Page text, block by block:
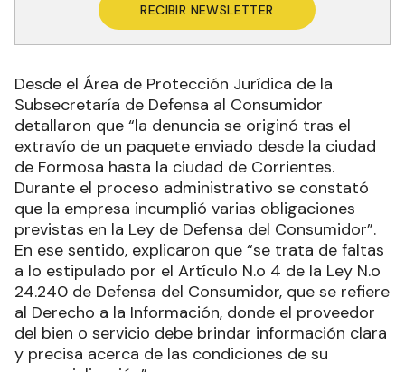
RECIBIR NEWSLETTER
Desde el Área de Protección Jurídica de la
Subsecretaría de Defensa al Consumidor
detallaron que “la denuncia se originó tras el
extravío de un paquete enviado desde la ciudad
de Formosa hasta la ciudad de Corrientes.
Durante el proceso administrativo se constató
que la empresa incumplió varias obligaciones
previstas en la Ley de Defensa del Consumidor”.
En ese sentido, explicaron que “se trata de faltas
a lo estipulado por el Artículo N.o 4 de la Ley N.o
24.240 de Defensa del Consumidor, que se refiere
al Derecho a la Información, donde el proveedor
del bien o servicio debe brindar información clara
y precisa acerca de las condiciones de su